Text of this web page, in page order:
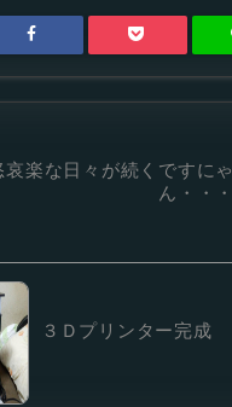
哀楽な日々が続くですにゃ
ん・・・
３Ｄプリンター完成